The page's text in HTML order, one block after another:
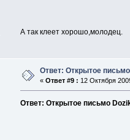
А так клеет хорошо,молодец.
Ответ: Открытое
« Ответ #9 : 12 Октября
Ответ: Открытое письмо